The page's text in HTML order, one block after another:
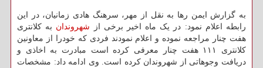
به گزارش ایمن رها به نقل از مهر، سرهنگ هادی زمانیان، در این
رابطه اعلام نمود: در یک ماه اخیر برخی از شهروندان به کلانتری
هفت چنار مراجعه نموده و اعلام نمودند فردی که خودرا از معاونین
کلانتری ۱۱۱ هفت چنار معرفی کرده است مبادرت به اخاذی و
دریافت وجوهاتی از شهروندان کرده است. وی ادامه داد: مشخصات